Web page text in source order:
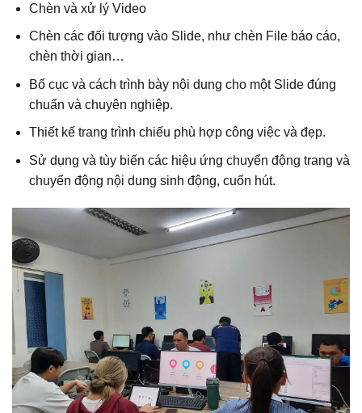
Chèn và xử lý Video
Chèn các đối tượng vào Slide, như chèn File báo cáo,
chèn thời gian…
Bố cục và cách trình bày nội dung cho một Slide đúng
chuẩn và chuyên nghiệp.
Thiết kế trang trình chiếu phù hợp công việc và đẹp.
Sử dụng và tùy biến các hiệu ứng chuyển động trang và
chuyển động nội dung sinh động, cuốn hút.